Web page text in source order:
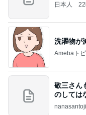
日本人
洗濯物が
Amebaト
敬三さん
のしては
のよ